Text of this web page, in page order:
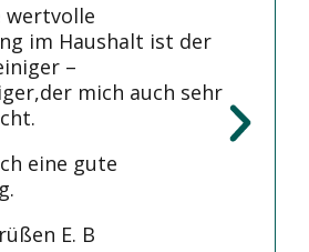
wertvolle
im Haushalt ist der
–
mich auch sehr
eine gute
E. B